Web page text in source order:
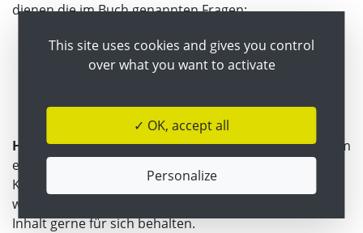
dienen die im Buch genannten Fragen:
Wer ist mir wichtig?
Worauf könnte ich nie im Leben verzichten?
Wovon träume ich?
Hinweis:Eignet sich als Hausübung. Da es sich hier um
einen persönlichen Text handelt, muss er nicht in der
Klasse vorgelesen oder mit anderen Personen geteilt
werden. Die Schülerinnen und Schüler dürfen den
Inhalt gerne für sich behalten.
This site uses cookies and gives you control
over what you want to activate
✓ OK, accept all
Personalize